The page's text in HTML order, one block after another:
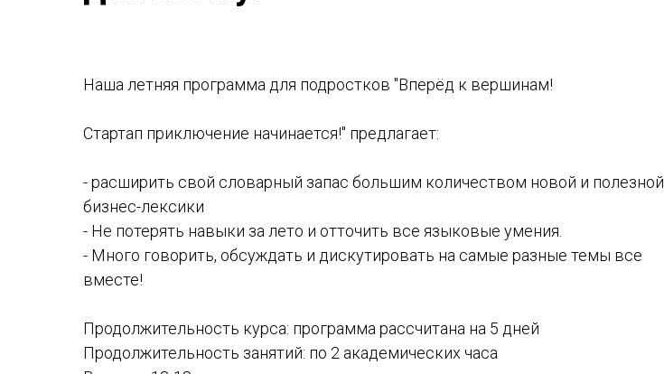
Наша летняя программа для подростков "Вперёд к вершинам!
Стартап приключение начинается!" предлагает:
- расширить свой словарный запас большим количеством новой и полезной
бизнес-лексики
- Не потерять навыки за лето и отточить все языковые умения.
- Много говорить, обсуждать и дискутировать на самые разные темы все
вместе!
Продолжительность курса: программа рассчитана на 5 дней
Продолжительность занятий: по 2 академических часа